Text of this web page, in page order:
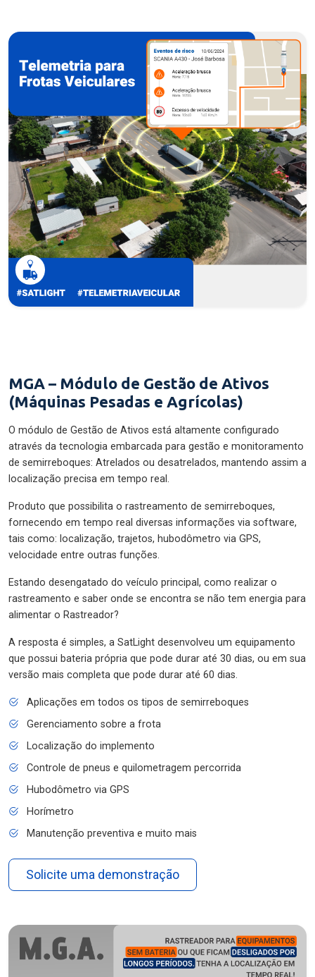
MGA – Módulo de Gestão de Ativos
(Máquinas Pesadas e Agrícolas)
O módulo de Gestão de Ativos está altamente configurado
através da tecnologia embarcada para gestão e monitoramento
de semirreboques: Atrelados ou desatrelados, mantendo assim a
localização precisa em tempo real.
Produto que possibilita o rastreamento de semirreboques,
fornecendo em tempo real diversas informações via software,
tais como: localização, trajetos, hubodômetro via GPS,
velocidade entre outras funções.
Estando desengatado do veículo principal, como realizar o
rastreamento e saber onde se encontra se não tem energia para
alimentar o Rastreador?
A resposta é simples, a SatLight desenvolveu um equipamento
que possui bateria própria que pode durar até 30 dias, ou em sua
versão mais completa que pode durar até 60 dias.
Aplicações em todos os tipos de semirreboques
Gerenciamento sobre a frota
Localização do implemento
Controle de pneus e quilometragem percorrida
Hubodômetro via GPS
Horímetro
Manutenção preventiva e muito mais
Solicite uma demonstração